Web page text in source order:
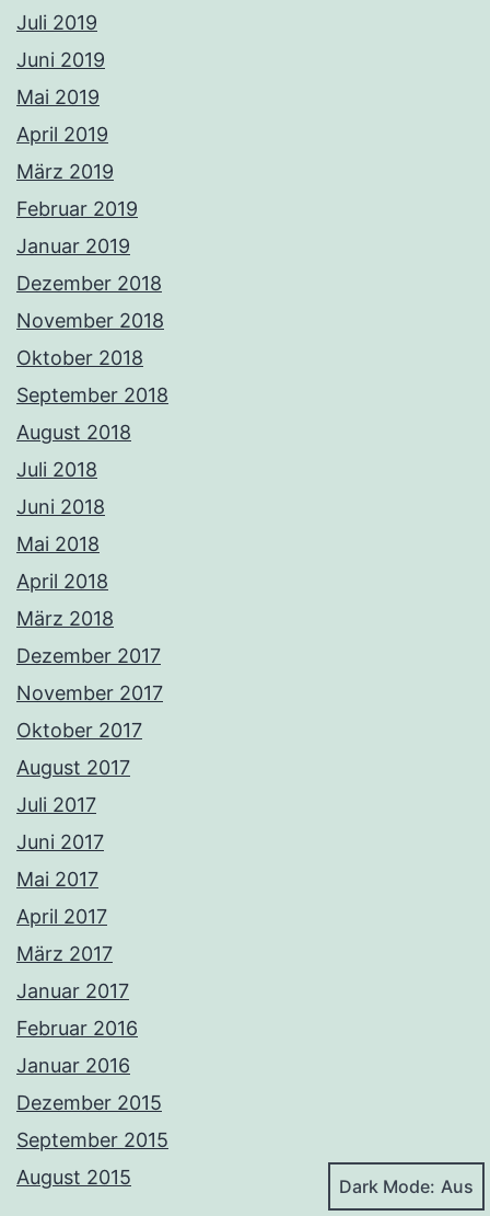
Juli 2019
Juni 2019
Mai 2019
April 2019
März 2019
Februar 2019
Januar 2019
Dezember 2018
November 2018
Oktober 2018
September 2018
August 2018
Juli 2018
Juni 2018
Mai 2018
April 2018
März 2018
Dezember 2017
November 2017
Oktober 2017
August 2017
Juli 2017
Juni 2017
Mai 2017
April 2017
März 2017
Januar 2017
Februar 2016
Januar 2016
Dezember 2015
September 2015
August 2015
Dark Mode: